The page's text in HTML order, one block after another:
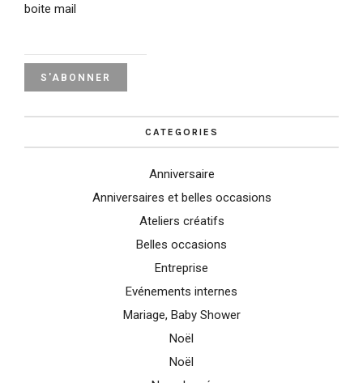
boite mail
CATEGORIES
Anniversaire
Anniversaires et belles occasions
Ateliers créatifs
Belles occasions
Entreprise
Evénements internes
Mariage, Baby Shower
Noël
Noël